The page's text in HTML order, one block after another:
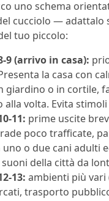
uno schema
cucciolo — adattalo
tuo piccolo:
9 (arrivo in casa):
la casa con
giardino o in cortile,
alla volta. Evita
11: prime uscite
poco trafficate,
o due cani adulti
della città da
13: ambienti più vari
trasporto